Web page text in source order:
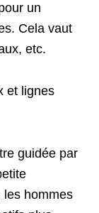
un
Cela vaut
etc.
et lignes
guidée par
les hommes